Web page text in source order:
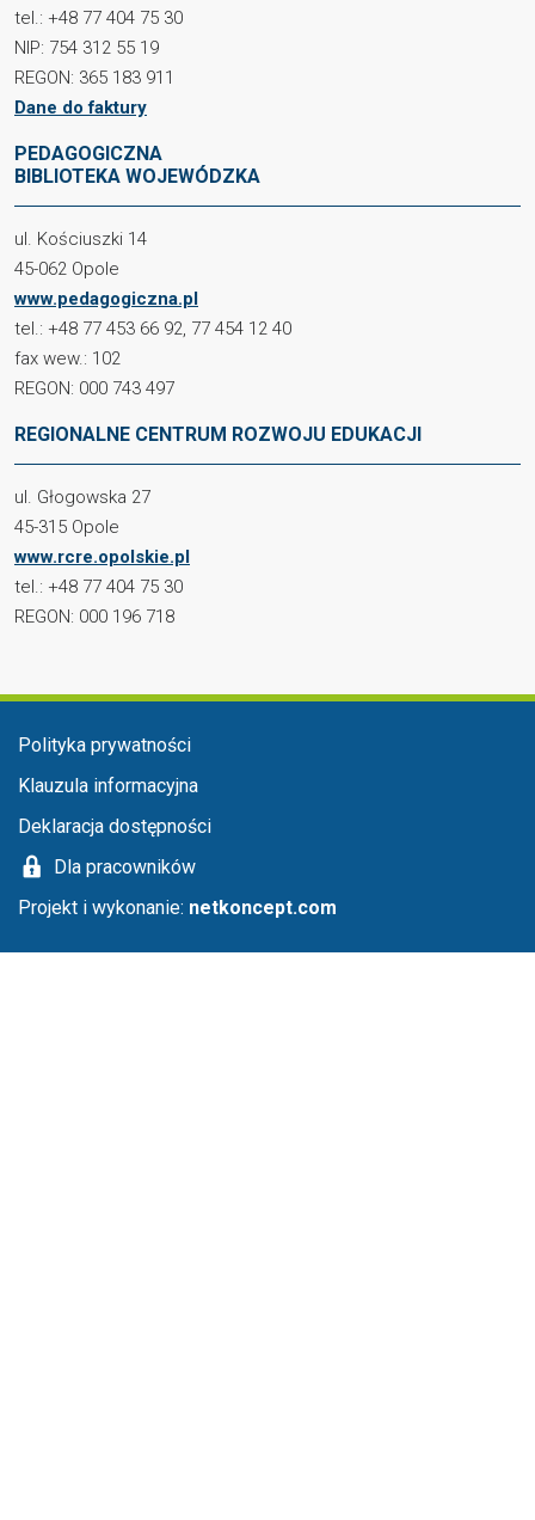
tel.: +48 77 404 75 30
NIP: 754 312 55 19
REGON: 365 183 911
Dane do faktury
PEDAGOGICZNA
BIBLIOTEKA WOJEWÓDZKA
ul. Kościuszki 14
45-062 Opole
www.pedagogiczna.pl
tel.: +48 77 453 66 92, 77 454 12 40
fax wew.: 102
REGON: 000 743 497
REGIONALNE CENTRUM ROZWOJU EDUKACJI
ul. Głogowska 27
45-315 Opole
www.rcre.opolskie.pl
tel.: +48 77 404 75 30
REGON: 000 196 718
Menu stopka
Polityka prywatności
Klauzula informacyjna
Deklaracja dostępności
Dla pracowników
Projekt i wykonanie: netkoncept.com